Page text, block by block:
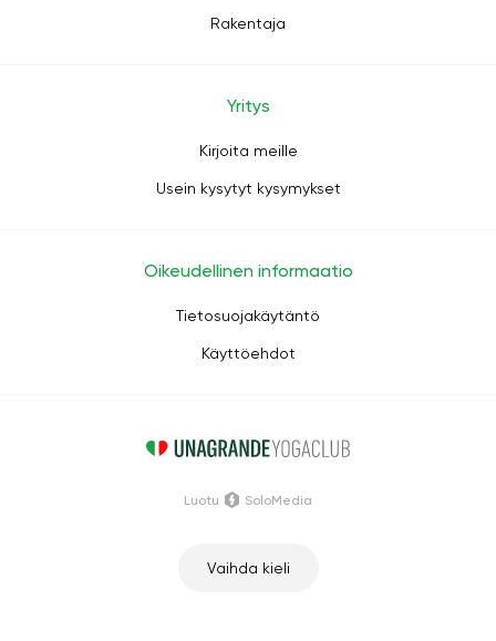
Rakentaja
Yritys
Kirjoita meille
Usein kysytyt kysymykset
Oikeudellinen informaatio
Tietosuojakäytäntö
Käyttöehdot
Vaihda kieli
Luotu SoloMedia